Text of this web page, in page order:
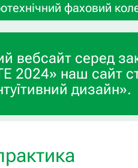
коледж СНАУ»
вебсайт серед
2024» наш сайт
дизайн».